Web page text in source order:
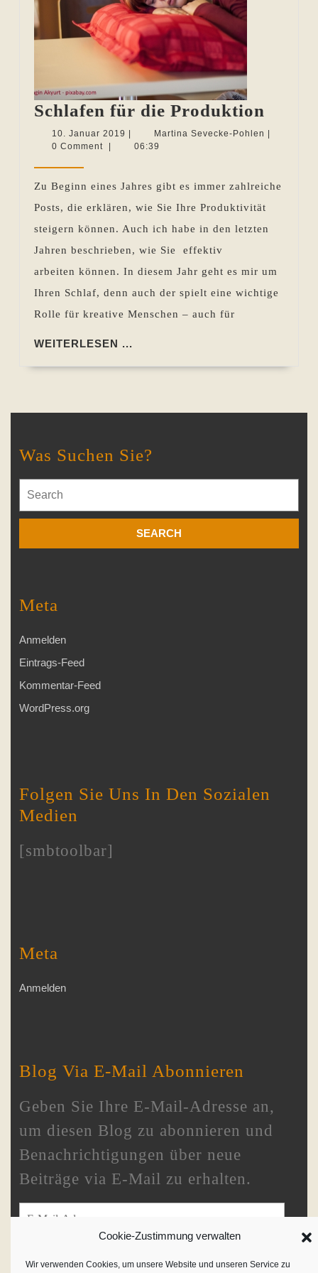
Cookie-Zustimmung verwalten
Wir verwenden Cookies, um unsere Website und unseren Service zu
Schlafen für die Produktion
für
10. Januar 2019 10.
Januar
Martina Sevecke-Pohlen Martina
0 Comment
06:39
Zu Beginn eines Jahres gibt es immer zahlreiche
Posts, die erklären, wie Sie Ihre Produktivität
steigern können. Auch ich habe in den letzten
Jahren beschrieben, wie Sie effektiv
arbeiten können. In diesem Jahr geht es mir um
Ihren Schlaf, denn auch der spielt eine wichtige
Rolle für kreative Menschen – auch für
WEITERLESEN ...
Was Suchen Sie?
for:
Meta
Anmelden
Eintrags-Feed
Kommentar-Feed
WordPress.org
Folgen Sie Uns In Den Sozialen
Medien
[smbtoolbar]
Meta
Anmelden
Blog Via E-Mail Abonnieren
Geben Sie Ihre E-Mail-Adresse an,
um diesen Blog zu abonnieren und
Benachrichtigungen über neue
Beiträge via E-Mail zu erhalten.
E-Mail-Adresse